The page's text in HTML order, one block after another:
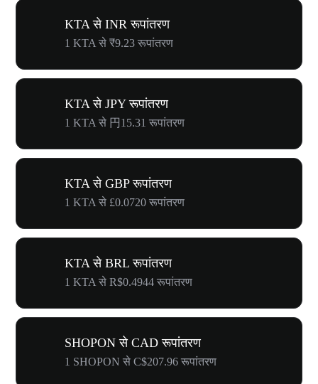
KTA से INR रूपांतरण
1 KTA से ₹9.23 रूपांतरण
KTA से JPY रूपांतरण
1 KTA से 円15.31 रूपांतरण
KTA से GBP रूपांतरण
1 KTA से £0.0720 रूपांतरण
KTA से BRL रूपांतरण
1 KTA से R$0.4944 रूपांतरण
SHOPON से CAD रूपांतरण
1 SHOPON से C$207.96 रूपांतरण